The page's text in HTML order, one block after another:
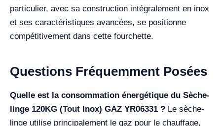
particulier, avec sa construction intégralement en inox
et ses caractéristiques avancées, se positionne
compétitivement dans cette fourchette.
Questions Fréquemment Posées
Quelle est la consommation énergétique du Sèche-
linge 120KG (Tout Inox) GAZ YR06331 ? Le sèche-
linge utilise principalement le gaz pour le chauffage,